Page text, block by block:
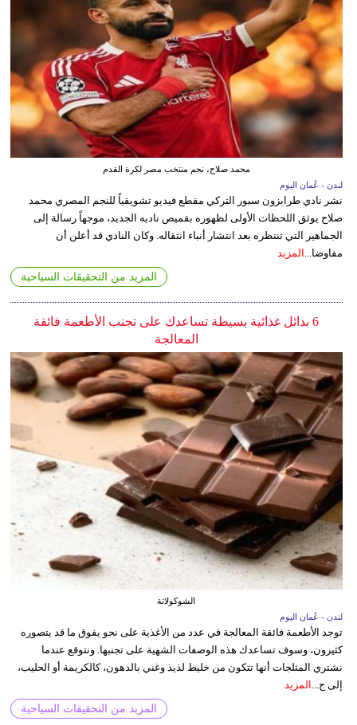
محمد صلاح، نجم منتخب مصر لكرة القدم
لندن - عُمان اليوم
نشر نادي طرابزون سبور التركي مقطع فيديو تشويقياً للنجم المصري محمد
صلاح يوثق اللحظات الأولى لظهوره بقميص ناديه الجديد، موجهاً رسالة إلى
الجماهير التي تنتظره بعد انتشار أنباء انتقاله. وكان النادي قد أعلن أن
مفاوضا...
المزيد
المزيد من التحقيقات السياحية
6 بدائل غذائية بسيطة تساعدك على تجنب الأطعمة فائقة
المعالجة
الشوكولاتة
لندن - عُمان اليوم
توجد الأطعمة فائقة المعالجة في عدد من الأغذية على نحو يفوق ما قد يتصوره
كثيرون، وسوف تساعدك هذه الوصفات الشهية على تجنبها. ونتوقع عندما
نشتري المثلجات أنها تتكون من خليط لذيذ وغني بالدهون، كالكريمة أو الحليب،
إلى ج... المزيد
المزيد من التحقيقات السياحية